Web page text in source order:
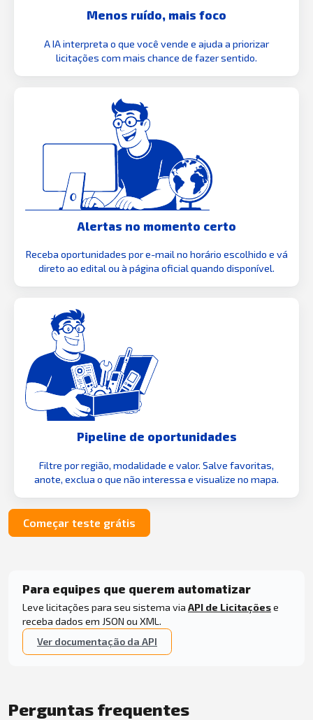
Menos ruído, mais foco
A IA interpreta o que você vende e ajuda a priorizar
licitações com mais chance de fazer sentido.
Alertas no momento certo
Receba oportunidades por e-mail no horário escolhido e vá
direto ao edital ou à página oficial quando disponível.
Pipeline de oportunidades
Filtre por região, modalidade e valor. Salve favoritas,
anote, exclua o que não interessa e visualize no mapa.
Começar teste grátis
Para equipes que querem automatizar
Leve licitações para seu sistema via API de Licitaçõese
receba dados em JSON ou XML.
Ver documentação da API
Perguntas frequentes